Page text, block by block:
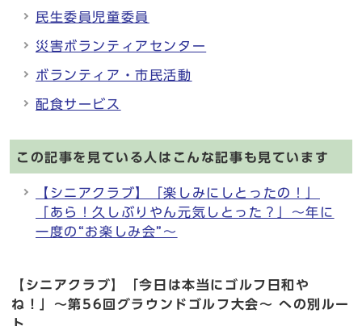
民生委員児童委員
災害ボランティアセンター
ボランティア・市民活動
配食サービス
この記事を見ている人はこんな記事も見ています
【シニアクラブ】「楽しみにしとったの！」
「あら！久しぶりやん元気しとった？」～年に
一度の“お楽しみ会”～
【シニアクラブ】「今日は本当にゴルフ日和や
ね！」～第56回グラウンドゴルフ大会～ への別ルー
ト